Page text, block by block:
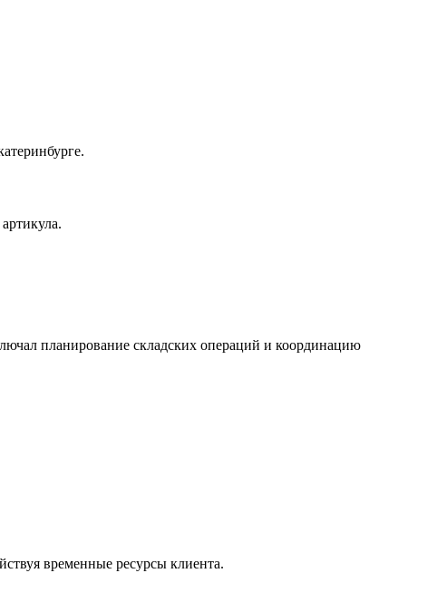
планирование складских операций и координацию
временные ресурсы клиента.